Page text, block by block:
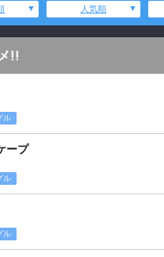
人気順
!!
ル
ープ
ル
ル